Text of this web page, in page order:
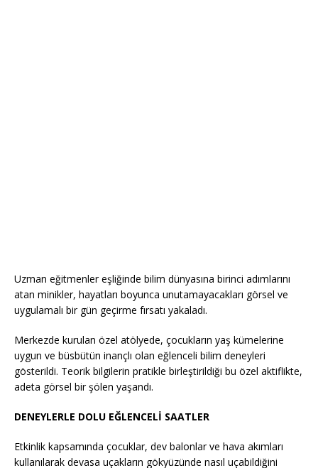
Uzman eğitmenler eşliğinde bilim dünyasına birinci adımlarını
atan minikler, hayatları boyunca unutamayacakları görsel ve
uygulamalı bir gün geçirme fırsatı yakaladı.
Merkezde kurulan özel atölyede, çocukların yaş kümelerine
uygun ve büsbütün inançlı olan eğlenceli bilim deneyleri
gösterildi. Teorik bilgilerin pratikle birleştirildiği bu özel aktiflikte,
adeta görsel bir şölen yaşandı.
DENEYLERLE DOLU EĞLENCELİ SAATLER
Etkinlik kapsamında çocuklar, dev balonlar ve hava akımları
kullanılarak devasa uçakların gökyüzünde nasıl uçabildiğini